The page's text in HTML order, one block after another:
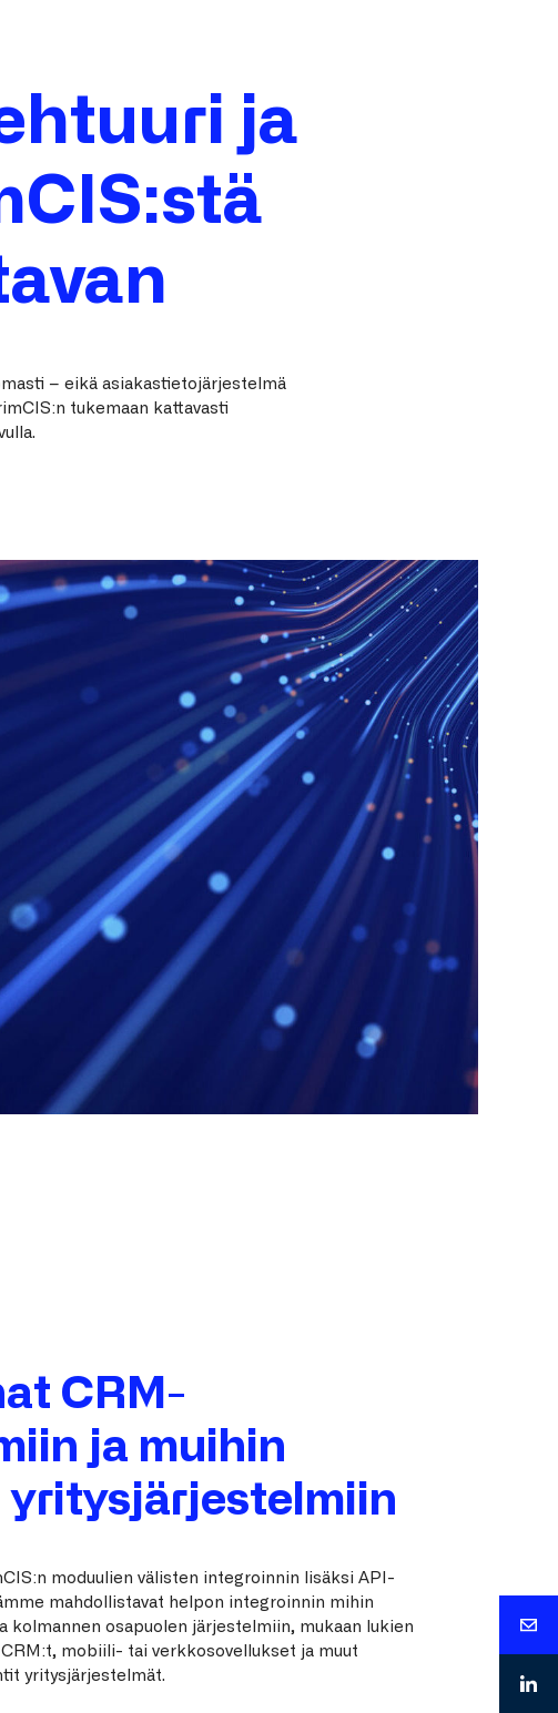
ja
– eikä asiakastietojärjestelmä
tukemaan kattavasti
CRM-
ja muihin
yritysjärjestelmiin
moduulien välisten integroinnin lisäksi API-
mahdollistavat helpon integroinnin mihin
kolmannen osapuolen järjestelmiin, mukaan lukien
CRM:t, mobiili- tai verkkosovellukset ja muut
yritysjärjestelmät.